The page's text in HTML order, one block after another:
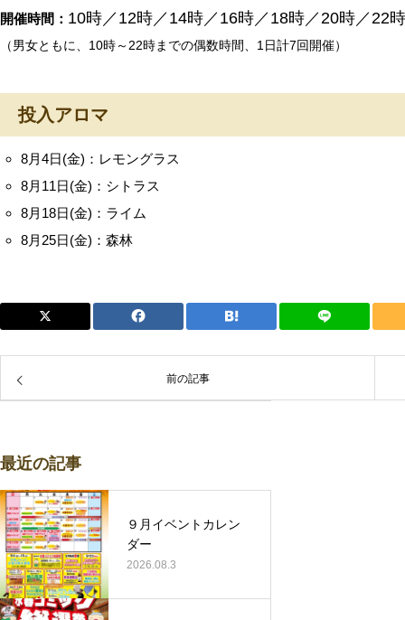
開催時間： 10時／12時／14時／16時／18時／20時／22時
（男女ともに、10時～22時までの偶数時間、1日計7回開催）
投入アロマ
8月4日(金)：レモングラス
8月11日(金)：シトラス
8月18日(金)：ライム
8月25日(金)：森林
前の記事
最近の記事
９月イベントカレン
ダー
2026.08.3